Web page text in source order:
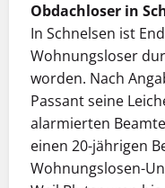
Obdachloser in
In Schnelsen ist
Wohnungsloser
worden. Nach
Passant seine
alarmierten
einen 20-jährigen
Wohnungslosen-